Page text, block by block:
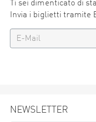
Ti sei dimenticato di
Invia i biglietti tramite
NEWSLETTER